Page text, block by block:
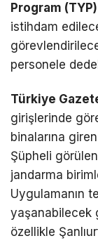
Program
istihdam
personele
Türkiye
girişlerinde
binalarına
Şüpheli
jandarma
Uygulamanın
yaşanabilecek
özellikle